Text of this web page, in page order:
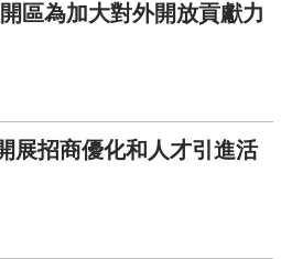
區為加大對外開放貢獻力
展招商優化和人才引進活